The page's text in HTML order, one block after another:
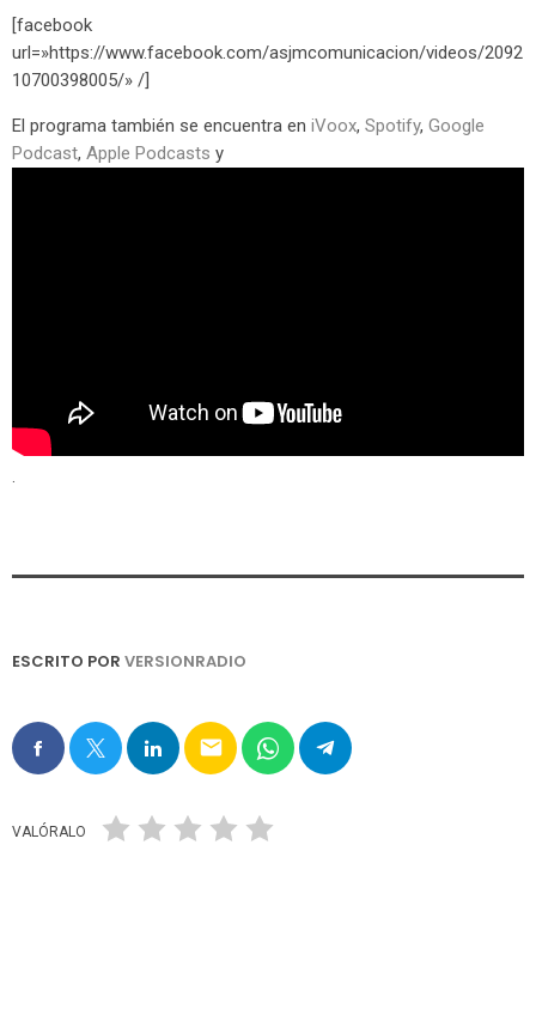
[facebook
url=»https://www.facebook.com/asjmcomunicacion/videos/2092
10700398005/» /]
El programa también se encuentra en iVoox, Spotify, Google
Podcast, Apple Podcasts y
.
ESCRITO POR VERSIONRADIO
email
VALÓRALO